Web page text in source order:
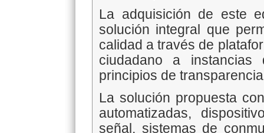
La adquisición de este
solución integral que
calidad a través de
ciudadano a instancias
principios de
La solución propuesta
automatizadas,
señal, sistemas de